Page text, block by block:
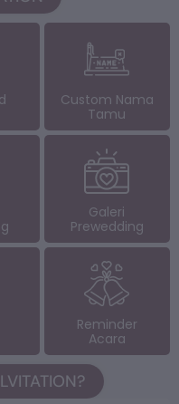
Custom Nama
Tamu
Galeri
Prewedding
Reminder
Acara